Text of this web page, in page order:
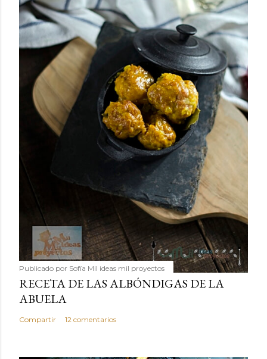
Publicado por Sofía Mil ideas mil proyectos
RECETA DE LAS ALBÓNDIGAS DE LA
ABUELA
Compartir 12 comentarios